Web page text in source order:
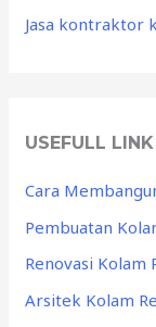
Jasa kontraktor
USEFULL LINK
Cara
Pembuatan
Renovasi Kolam
Arsitek Kolam